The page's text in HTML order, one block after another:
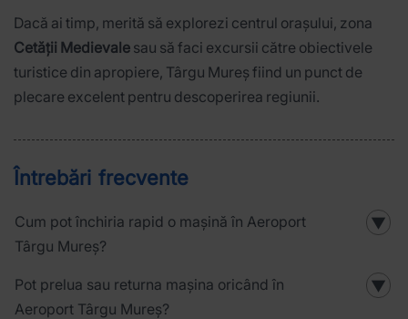
Dacă ai timp, merită să explorezi centrul orașului, zona
Cetății Medievale sau să faci excursii către obiectivele
turistice din apropiere, Târgu Mureș fiind un punct de
plecare excelent pentru descoperirea regiunii.
Întrebări frecvente
Cum pot închiria rapid o mașină în Aeroport
Târgu Mureș?
▼
Pot prelua sau returna mașina oricând în
Aeroport Târgu Mureș?
▼